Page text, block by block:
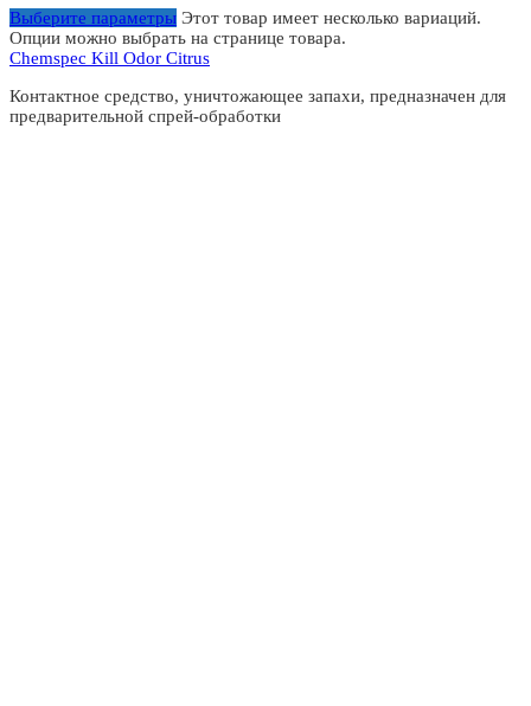
Выберите параметры Этот товар имеет несколько вариаций.
Опции можно выбрать на странице товара.
Chemspec Kill Odor Citrus
Контактное средство, уничтожающее запахи, предназначен для
предварительной спрей-обработки